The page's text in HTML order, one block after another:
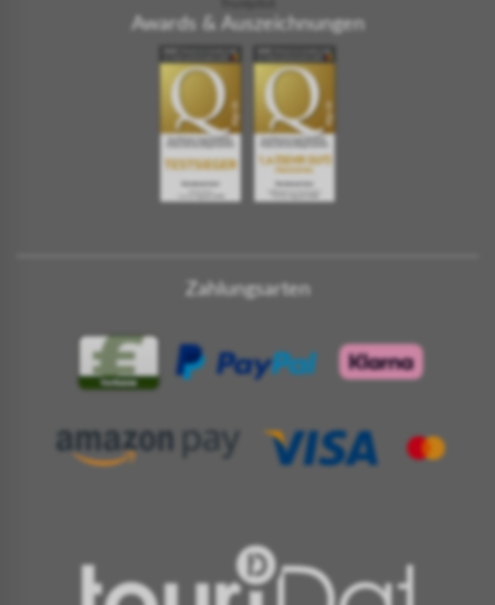
Awards & Auszeichnungen
Zahlungsarten